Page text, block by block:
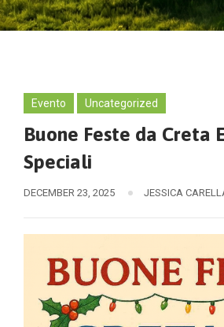
Evento Uncategorized
Buone Feste da Creta
Speciali
DECEMBER 23, 2025 JESSICA